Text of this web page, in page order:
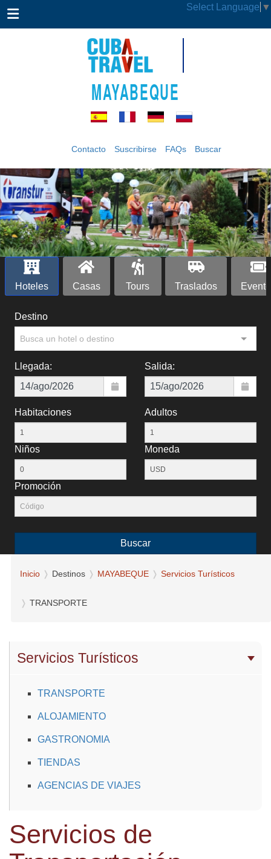
Select Language ▼
MAYABEQUE
Contacto Suscribirse FAQs Buscar
‹ ›
Hoteles Casas Tours Traslados
Destino
Busca un hotel o destino
Llegada: Salida:
Habitaciones Adultos
Niños Moneda
Promoción
Buscar
Inicio Destinos MAYABEQUE Servicios Turísticos
TRANSPORTE
Servicios Turísticos
TRANSPORTE
ALOJAMIENTO
GASTRONOMIA
TIENDAS
AGENCIAS DE VIAJES
Servicios de